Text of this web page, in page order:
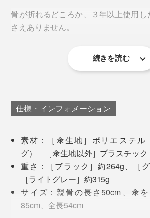
リュックやトートバックに入れると、傘の頭が出る程度
親骨の長さは50cm。長傘としては小
日差しをしっかりブロックしつつ、視
算された適正サイズ。
ックを使用。風速15ｍ/sの耐久試験を
そんな従来の傘のカウンターとして誕
HYBRID』。
骨が折れるどころか、３年以上使用し
さえありません。
そして、何より便利なのが、折りた
電車通勤で１時間ちょいかかる私にと
ている時間より閉じて携帯している
特に雨の日の電車の中はストレス多々
れた傘が当たらないようにする煩わし
ぱら使うのは折りたたみ傘。さしてい
バーに入れて使っています。
続きを読む
仕様・インフォメーション
素材：［傘生地］ポリエステル
グ） ［傘生地以外］プラスチック
重さ：［ブラック］約264g、［グ
［ライトグレー］約315g
サイズ：親骨の長さ50cm、傘
85cm、全長54cm